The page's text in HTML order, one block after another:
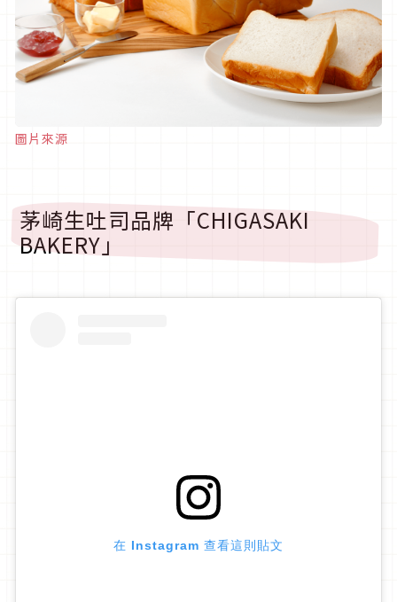
圖片來源
茅崎生吐司品牌「CHIGASAKI
BAKERY」
在 Instagram 查看這則貼文